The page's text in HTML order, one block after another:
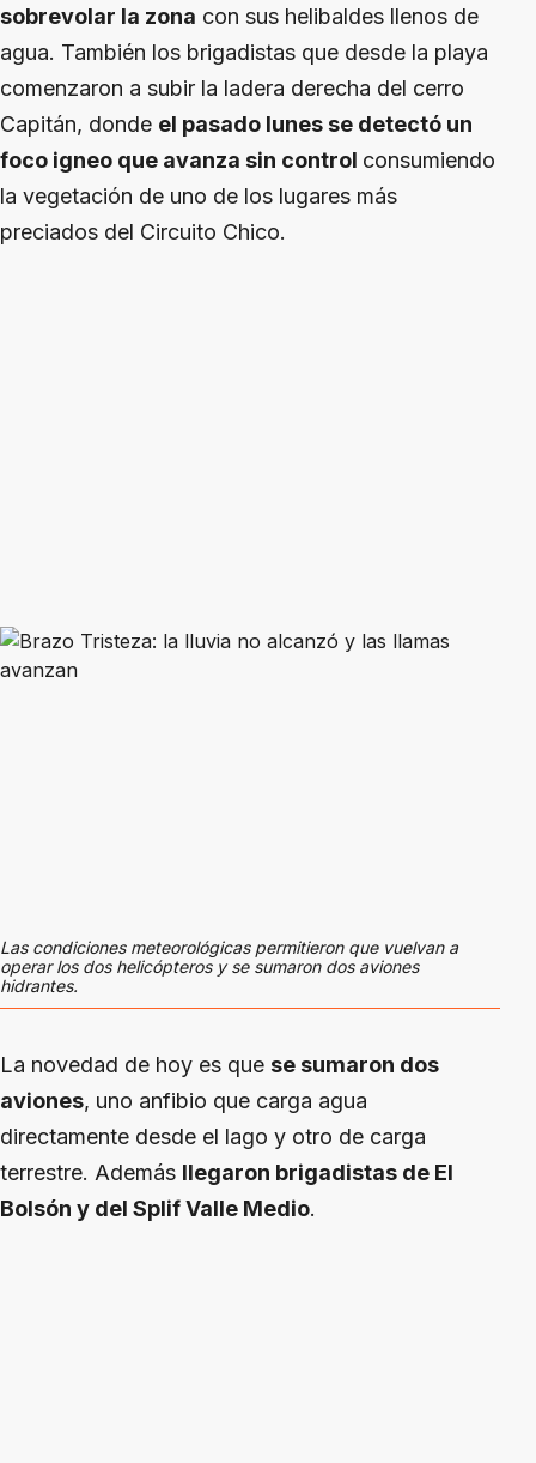
sobrevolar la zona con sus helibaldes llenos de
agua. También los brigadistas que desde la playa
comenzaron a subir la ladera derecha del cerro
Capitán, donde el pasado lunes se detectó un
foco igneo que avanza sin control consumiendo
la vegetación de uno de los lugares más
preciados del Circuito Chico.
Las condiciones meteorológicas permitieron que vuelvan a
operar los dos helicópteros y se sumaron dos aviones
hidrantes.
La novedad de hoy es que se sumaron dos
aviones, uno anfibio que carga agua
directamente desde el lago y otro de carga
terrestre. Además llegaron brigadistas de El
Bolsón y del Splif Valle Medio.